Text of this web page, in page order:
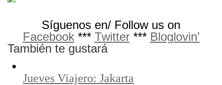
Síguenos en/ Follow us on
Facebook*** Twitter*** Bloglovin’
También te gustará
Jueves Viajero: Jakarta